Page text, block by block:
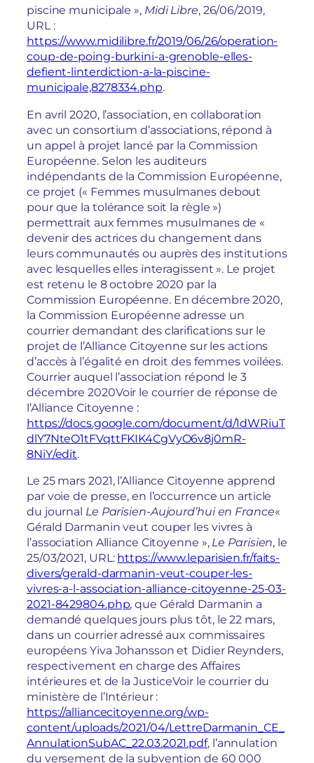
piscine municipale », Midi Libre, 26/06/2019,
URL :
https://www.midilibre.fr/2019/06/26/operation-
coup-de-poing-burkini-a-grenoble-elles-
defient-linterdiction-a-la-piscine-
municipale,8278334.php.
En avril 2020, l’association, en collaboration
avec un consortium d’associations, répond à
un appel à projet lancé par la Commission
Européenne. Selon les auditeurs
indépendants de la Commission Européenne,
ce projet (« Femmes musulmanes debout
pour que la tolérance soit la règle »)
permettrait aux femmes musulmanes de «
devenir des actrices du changement dans
leurs communautés ou auprès des institutions
avec lesquelles elles interagissent ». Le projet
est retenu le 8 octobre 2020 par la
Commission Européenne. En décembre 2020,
la Commission Européenne adresse un
courrier demandant des clarifications sur le
projet de l’Alliance Citoyenne sur les actions
d’accès à l’égalité en droit des femmes voilées.
Courrier auquel l’association répond le 3
décembre 2020Voir le courrier de réponse de
l’Alliance Citoyenne :
https://docs.google.com/document/d/1dWRiuT
dlY7NteO1tFVqttFKIK4CgVyO6v8j0mR-
8NiY/edit.
Le 25 mars 2021, l’Alliance Citoyenne apprend
par voie de presse, en l’occurrence un article
du journal Le Parisien-Aujourd’hui en France«
Gérald Darmanin veut couper les vivres à
l’association Alliance Citoyenne », Le Parisien, le
25/03/2021, URL: https://www.leparisien.fr/faits-
divers/gerald-darmanin-veut-couper-les-
vivres-a-l-association-alliance-citoyenne-25-03-
2021-8429804.php, que Gérald Darmanin a
demandé quelques jours plus tôt, le 22 mars,
dans un courrier adressé aux commissaires
européens Yiva Johansson et Didier Reynders,
respectivement en charge des Affaires
intérieures et de la JusticeVoir le courrier du
ministère de l’Intérieur :
https://alliancecitoyenne.org/wp-
content/uploads/2021/04/LettreDarmanin_CE_
AnnulationSubAC_22.03.2021.pdf, l’annulation
du versement de la subvention de 60 000